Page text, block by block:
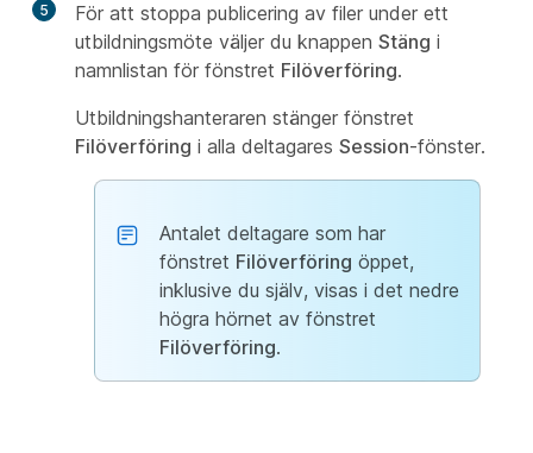
5
För att stoppa publicering av filer under ett
utbildningsmöte väljer du knappen Stäng i
namnlistan för fönstret Filöverföring.
Utbildningshanteraren stänger fönstret
Filöverföring i alla deltagares Session-fönster.
Antalet deltagare som har
fönstret Filöverföring öppet,
inklusive du själv, visas i det nedre
högra hörnet av fönstret
Filöverföring.